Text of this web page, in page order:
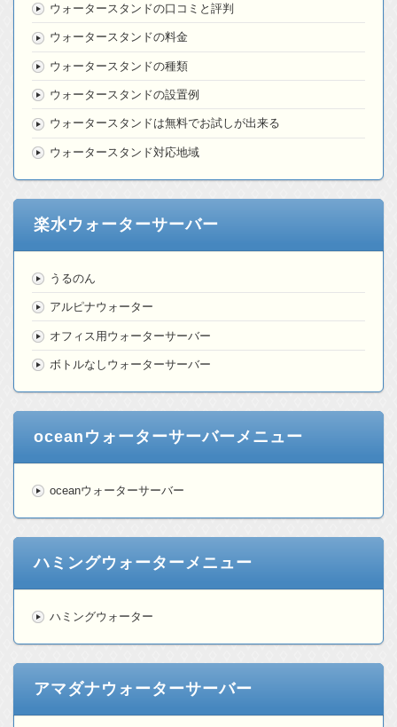
ウォータースタンドの口コミと評判
ウォータースタンドの料金
ウォータースタンドの種類
ウォータースタンドの設置例
ウォータースタンドは無料でお試しが出来る
ウォータースタンド対応地域
楽水ウォーターサーバー
うるのん
アルピナウォーター
オフィス用ウォーターサーバー
ボトルなしウォーターサーバー
oceanウォーターサーバーメニュー
oceanウォーターサーバー
ハミングウォーターメニュー
ハミングウォーター
アマダナウォーターサーバー